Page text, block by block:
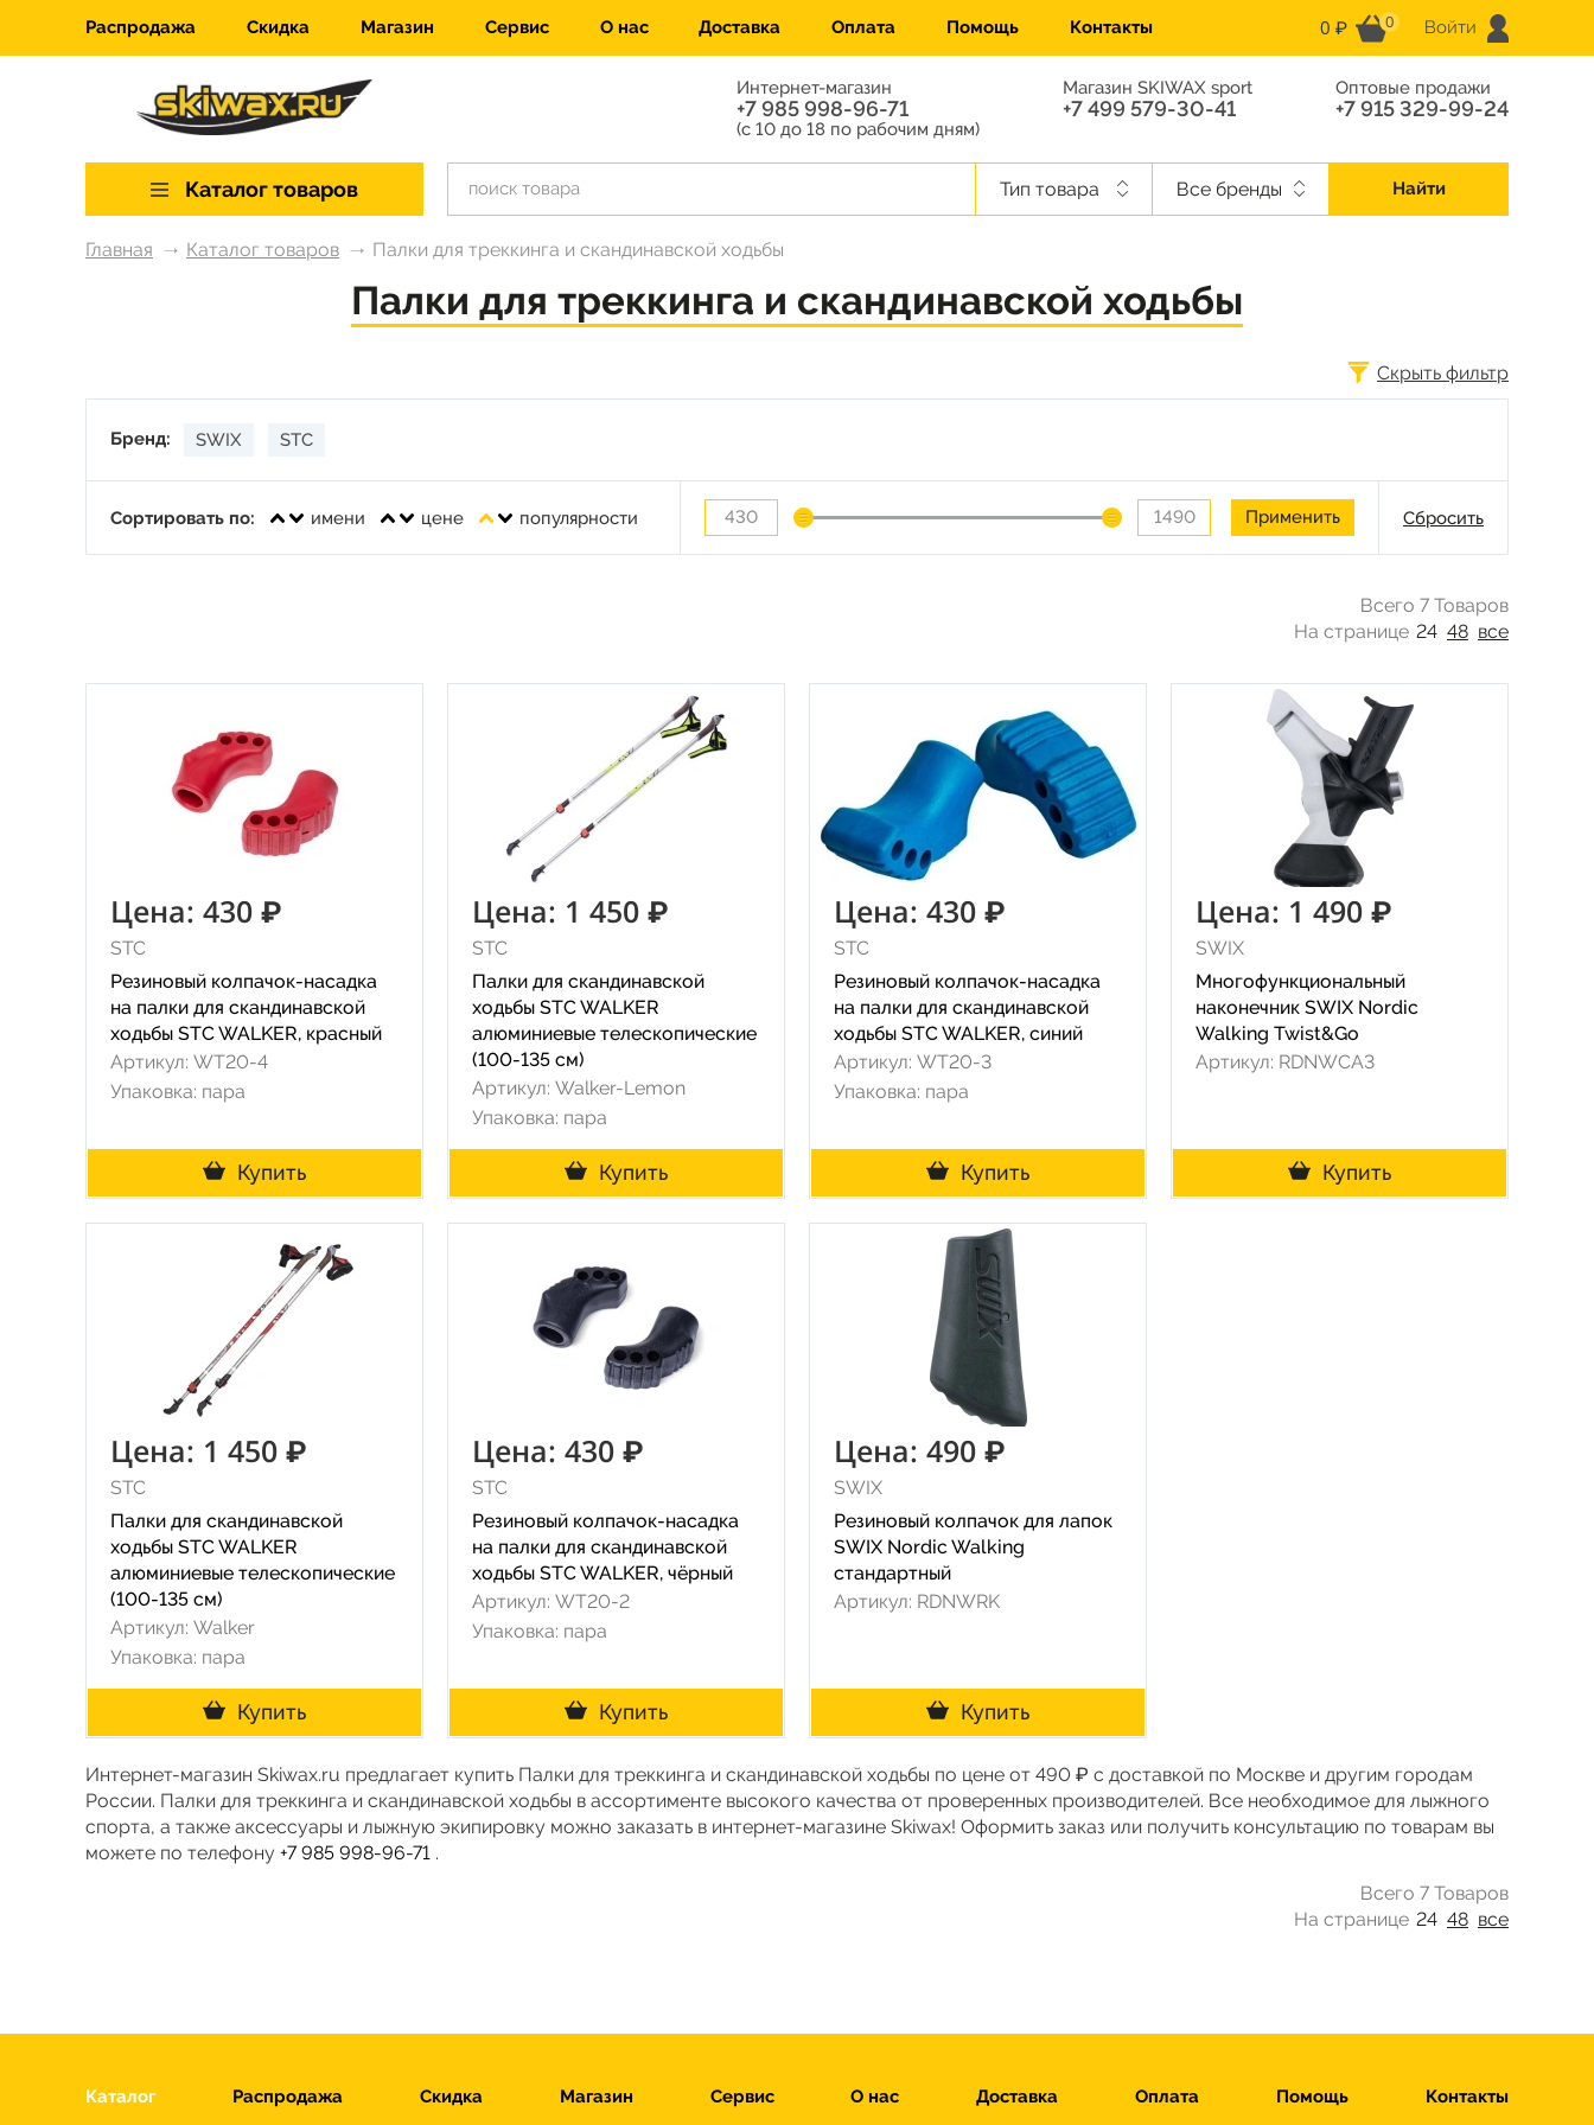
Распродажа Скидка Магазин Сервис О нас Доставка Оплата Помощь Контакты 0 ₽ 0 Войти
Интернет-магазин
+7 985 998-96-71
(с 10 до 18 по рабочим дням)
Магазин SKIWAX sport
+7 499 579-30-41
Оптовые продажи
+7 915 329-99-24
Каталог товаров Тип товара Все бренды Найти
Главная Каталог товаров Палки для треккинга и скандинавской ходьбы
Палки для треккинга и скандинавской ходьбы
Скрыть фильтр
Бренд: SWIX STC
Сортировать по: имени цене популярности Сбросить
Всего 7 Товаров
На странице 24 48 все
Цена: 430 ₽
STC
Резиновый колпачок-насадка
на палки для скандинавской
ходьбы STC WALKER, красный
Артикул: WT20-4
Упаковка: пара
Купить
Цена: 1 450 ₽
STC
Палки для скандинавской
ходьбы STC WALKER
алюминиевые телескопические
(100-135 см)
Артикул: Walker-Lemon
Упаковка: пара
Купить
Цена: 430 ₽
STC
Резиновый колпачок-насадка
на палки для скандинавской
ходьбы STC WALKER, синий
Артикул: WT20-3
Упаковка: пара
Купить
Цена: 1 490 ₽
SWIX
Многофункциональный
наконечник SWIX Nordic
Walking Twist&Go
Артикул: RDNWCA3
Купить
Цена: 1 450 ₽
STC
Палки для скандинавской
ходьбы STC WALKER
алюминиевые телескопические
(100-135 см)
Артикул: Walker
Упаковка: пара
Купить
Цена: 430 ₽
STC
Резиновый колпачок-насадка
на палки для скандинавской
ходьбы STC WALKER, чёрный
Артикул: WT20-2
Упаковка: пара
Купить
Цена: 490 ₽
SWIX
Резиновый колпачок для лапок
SWIX Nordic Walking
стандартный
Артикул: RDNWRK
Купить
Интернет-магазин Skiwax.ru предлагает купить Палки для треккинга и скандинавской ходьбы по цене от 490 ₽ с доставкой по Москве и другим городам
России. Палки для треккинга и скандинавской ходьбы в ассортименте высокого качества от проверенных производителей. Все необходимое для лыжного
спорта, а также аксессуары и лыжную экипировку можно заказать в интернет-магазине Skiwax! Оформить заказ или получить консультацию по товарам вы
можете по телефону +7 985 998-96-71 .
Всего 7 Товаров
На странице 24 48 все
Каталог Распродажа Скидка Магазин Сервис О нас Доставка Оплата Помощь Контакты